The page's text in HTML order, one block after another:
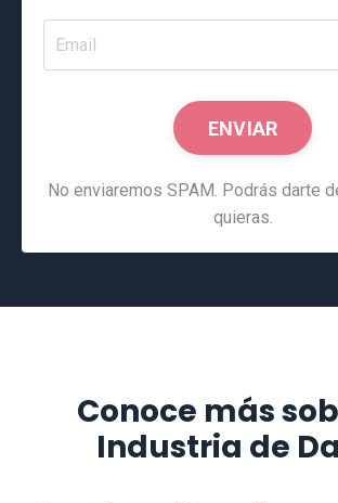
ENVIAR
No enviaremos SPAM. Podrás darte
quieras.
Conoce más
Industria de